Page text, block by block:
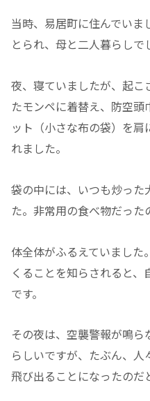
当時、易居町に住んでい
とられ、母と二人暮らしで
夜、寝ていましたが、起こ
たモンペに着替え、防空頭
ット（小さな布の袋）を
れました。
袋の中には、いつも炒った
た。非常用の食べ物だった
体全体がふるえていました
くることを知らされると
です。
その夜は、空襲警報が鳴
らしいですが、たぶん、
飛び出ることになったのだ